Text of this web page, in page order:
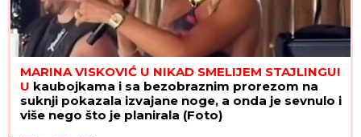
MARINA VISKOVIĆ U NIKAD SMELIJEM STAJLINGU!
U kaubojkama i sa bezobraznim prorezom na
suknji pokazala izvajane noge, a onda je sevnulo i
više nego što je planirala (Foto)